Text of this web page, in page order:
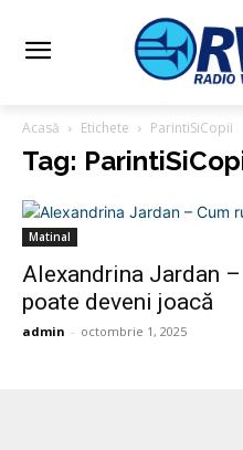
Acasă Etichete ParintiSiCopii
Tag:
Matinal
Alexandrina Jardan
poate deveni joacă
admin - octombrie 1, 2025